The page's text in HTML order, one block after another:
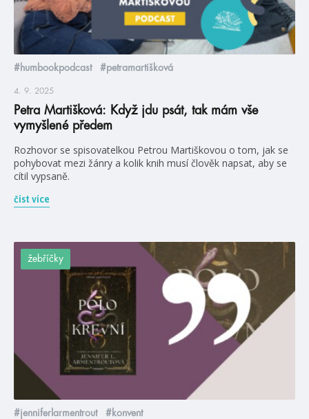
#humbookpodcast #petramartišková
4. 9. 2025
Petra Martišková: Když jdu psát, tak mám vše
vymyšlené předem
Rozhovor se spisovatelkou Petrou Martiškovou o tom, jak se
pohybovat mezi žánry a kolik knih musí člověk napsat, aby se
cítil vypsaně.
číst více
žebříčky
#jenniferlarmentrout #konvent